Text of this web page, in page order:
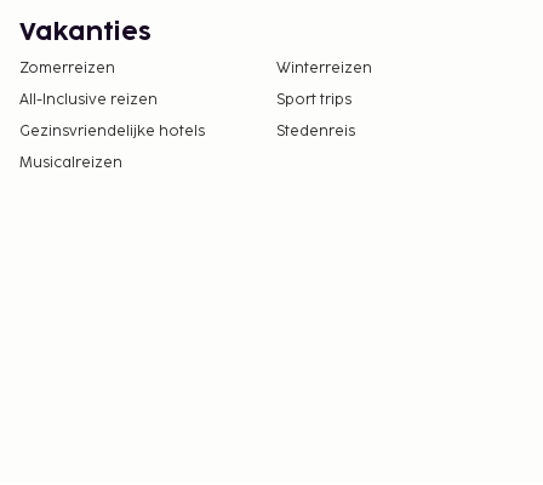
Vakanties
Zomerreizen
Winterreizen
All-Inclusive reizen
Sport trips
Gezinsvriendelijke hotels
Stedenreis
Musicalreizen